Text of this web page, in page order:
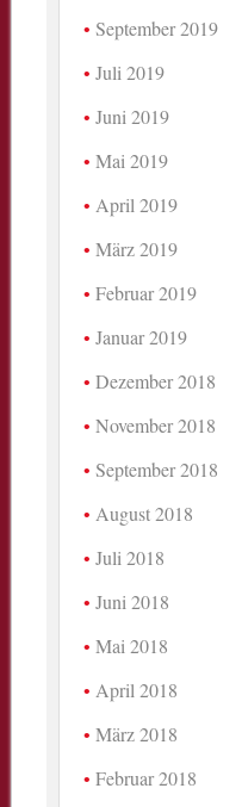
September 2019
Juli 2019
Juni 2019
Mai 2019
April 2019
März 2019
Februar 2019
Januar 2019
Dezember 2018
November 2018
September 2018
August 2018
Juli 2018
Juni 2018
Mai 2018
April 2018
März 2018
Februar 2018